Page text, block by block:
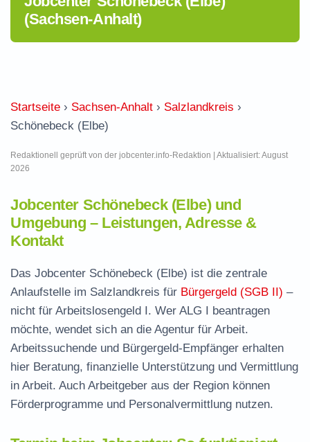
(Sachsen-Anhalt)
Startseite › Sachsen-Anhalt › Salzlandkreis ›
Schönebeck (Elbe)
Redaktionell geprüft von der jobcenter.info-Redaktion | Aktualisiert: August
2026
Jobcenter Schönebeck (Elbe) und
Umgebung – Leistungen, Adresse &
Kontakt
Das Jobcenter Schönebeck (Elbe) ist die zentrale
Anlaufstelle im Salzlandkreis für Bürgergeld (SGB II) –
nicht für Arbeitslosengeld I. Wer ALG I beantragen
möchte, wendet sich an die Agentur für Arbeit.
Arbeitssuchende und Bürgergeld-Empfänger erhalten
hier Beratung, finanzielle Unterstützung und Vermittlung
in Arbeit. Auch Arbeitgeber aus der Region können
Förderprogramme und Personalvermittlung nutzen.